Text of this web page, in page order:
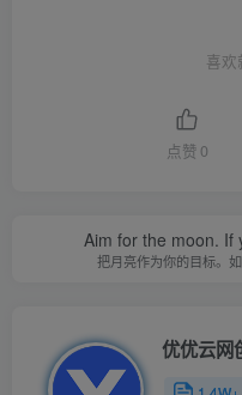
喜欢
点赞 0
Aim for the moon. If
把月亮作为你的目标。
优优云网